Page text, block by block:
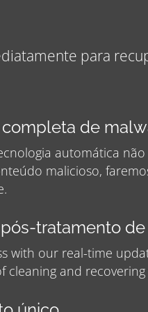
para
completa de
automática não
malicioso,
tratamento de
with our real-time
cleaning and recovering